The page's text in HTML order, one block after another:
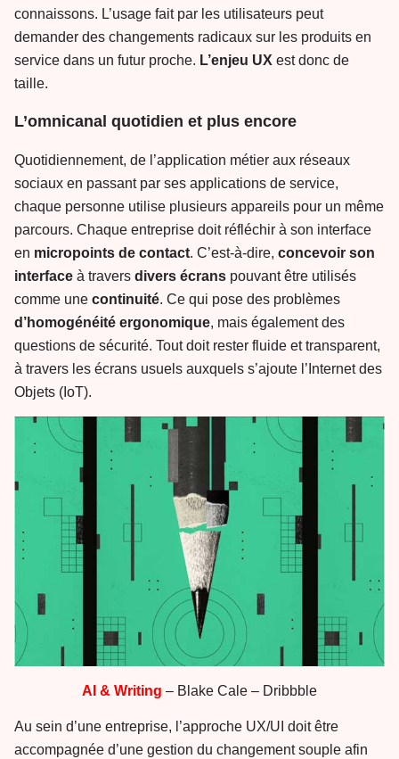
connaissons. L’usage fait par les utilisateurs peut
demander des changements radicaux sur les produits en
service dans un futur proche. L’enjeu UX est donc de
taille.
L’omnicanal quotidien et plus encore
Quotidiennement, de l’application métier aux réseaux
sociaux en passant par ses applications de service,
chaque personne utilise plusieurs appareils pour un même
parcours. Chaque entreprise doit réfléchir à son interface
en micropoints de contact. C’est-à-dire, concevoir son
interface à travers divers écrans pouvant être utilisés
comme une continuité. Ce qui pose des problèmes
d’homogénéité ergonomique, mais également des
questions de sécurité. Tout doit rester fluide et transparent,
à travers les écrans usuels auxquels s’ajoute l’Internet des
Objets (IoT).
AI & Writing – Blake Cale – Dribbble
Au sein d’une entreprise, l’approche UX/UI doit être
accompagnée d’une gestion du changement souple afin